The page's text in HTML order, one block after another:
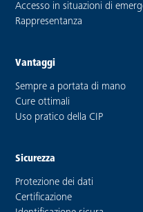
Accesso in situazioni di
Rappresentanza
Vantaggi
Sempre a portata di mano
Cure ottimali
Uso pratico della CIP
Sicurezza
Protezione dei dati
Certificazione